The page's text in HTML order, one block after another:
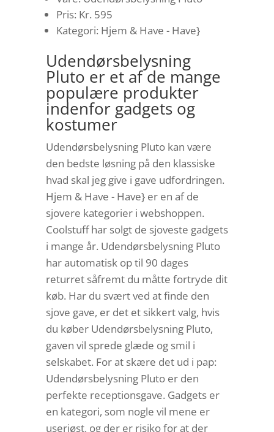
Pris: Kr. 595
Kategori: Hjem & Have - Have}
Udendørsbelysning
Pluto er et af de mange
populære produkter
indenfor gadgets og
kostumer
Udendørsbelysning Pluto kan være
den bedste løsning på den klassiske
hvad skal jeg give i gave udfordringen.
Hjem & Have - Have} er en af de
sjovere kategorier i webshoppen.
Coolstuff har solgt de sjoveste gadgets
i mange år. Udendørsbelysning Pluto
har automatisk op til 90 dages
returret såfremt du måtte fortryde dit
køb. Har du svært ved at finde den
sjove gave, er det et sikkert valg, hvis
du køber Udendørsbelysning Pluto,
gaven vil sprede glæde og smil i
selskabet. For at skære det ud i pap:
Udendørsbelysning Pluto er den
perfekte receptionsgave. Gadgets er
en kategori, som nogle vil mene er
useriøst, og der er risiko for at der